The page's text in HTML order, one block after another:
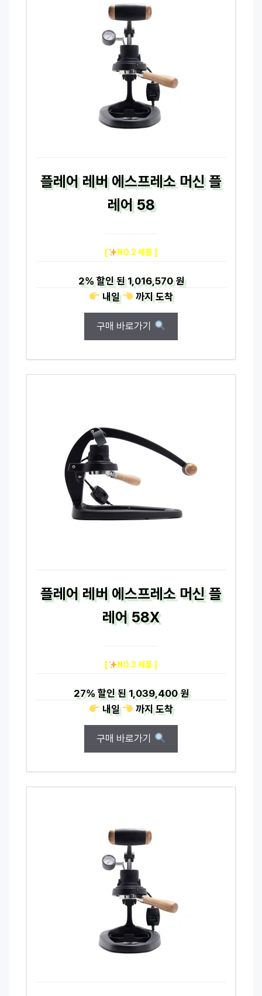
플레어 레버 에스프레소 머신 플
레어 58
[ NO.2 제품 ]
2%할인 된1,016,570 원
내일
까지도착
구매 바로가기
플레어 레버 에스프레소 머신 플
레어 58X
[ NO.3 제품 ]
27%할인 된1,039,400 원
내일
까지도착
구매 바로가기